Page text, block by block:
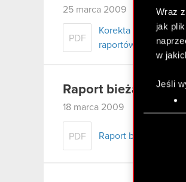
Wraz z
jak
w
Jeśli
25 marca 2009
PDF
Korekta raportu
raportów
Raport bieżący nr
18 marca 2009
PDF Raport bieżący nr